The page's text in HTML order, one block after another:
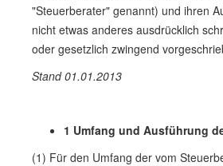
"Steuerberater" genannt) und ihren
nicht etwas anderes ausdrücklich
oder gesetzlich zwingend
Stand 01.01.2013
1 Umfang und Ausführung
(1) Für den Umfang der vom